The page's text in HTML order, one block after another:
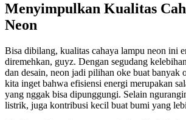
Menyimpulkan Kualitas
Neon
Bisa dibilang, kualitas cahaya lampu neon ini
diremehkan, guyz. Dengan segudang
dan desain, neon jadi pilihan oke buat banyak
kita inget bahwa efisiensi energi merupakan
yang nggak bisa dipunggungi. Selain
listrik, juga kontribusi kecil buat bumi yang